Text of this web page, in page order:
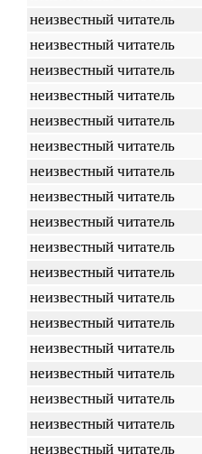
неизвестный читатель
неизвестный читатель
неизвестный читатель
неизвестный читатель
неизвестный читатель
неизвестный читатель
неизвестный читатель
неизвестный читатель
неизвестный читатель
неизвестный читатель
неизвестный читатель
неизвестный читатель
неизвестный читатель
неизвестный читатель
неизвестный читатель
неизвестный читатель
неизвестный читатель
неизвестный читатель